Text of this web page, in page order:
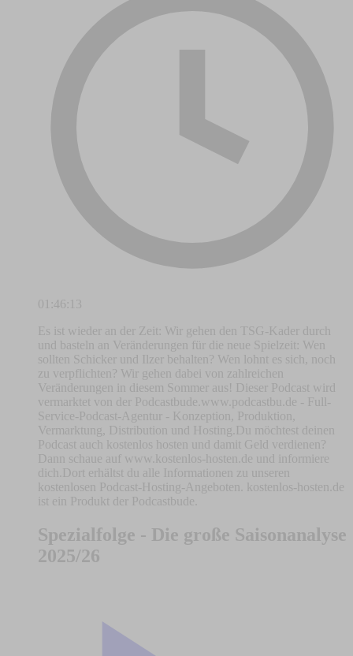
01:46:13
Es ist wieder an der Zeit: Wir gehen den TSG-Kader durch
und basteln an Veränderungen für die neue Spielzeit: Wen
sollten Schicker und Ilzer behalten? Wen lohnt es sich, noch
zu verpflichten? Wir gehen dabei von zahlreichen
Veränderungen in diesem Sommer aus! Dieser Podcast wird
vermarktet von der Podcastbude.www.podcastbu.de - Full-
Service-Podcast-Agentur - Konzeption, Produktion,
Vermarktung, Distribution und Hosting.Du möchtest deinen
Podcast auch kostenlos hosten und damit Geld verdienen?
Dann schaue auf www.kostenlos-hosten.de und informiere
dich.Dort erhältst du alle Informationen zu unseren
kostenlosen Podcast-Hosting-Angeboten. kostenlos-hosten.de
ist ein Produkt der Podcastbude.
Spezialfolge - Die große Saisonanalyse
2025/26